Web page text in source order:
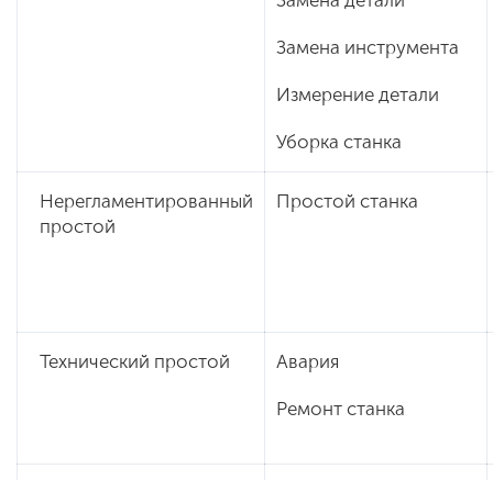
Замена инструмента
Измерение детали
Уборка станка
Нерегламентированный
простой
Простой станка
Технический простой Авария
Ремонт станка